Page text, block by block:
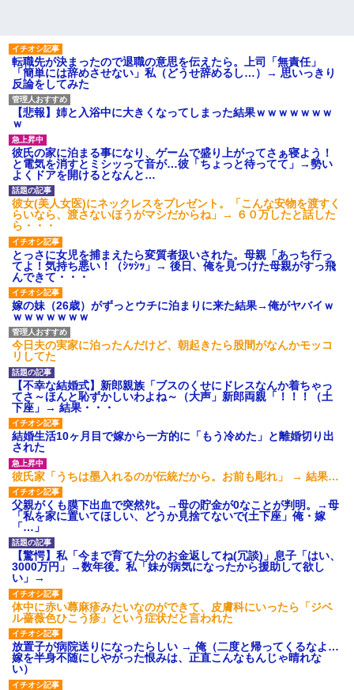
転職先が決まったので退職の意思を伝えたら。上司「無責任」
「簡単には辞めさせない」私（どうせ辞めるし…）→ 思いっきり
反論をしてみた
【悲報】姉と入浴中に大きくなってしまった結果ｗｗｗｗｗｗｗ
ｗ
彼氏の家に泊まる事になり、ゲームで盛り上がってさぁ寝よう！
と電気を消すとミシッって音が…彼「ちょっと待ってて」→勢い
よくドアを開けるとなんと…
彼女(美人女医)にネックレスをプレゼント。「こんな安物を渡すく
らいなら、渡さないほうがマシだからね」→ ６０万したと話した
ら・・・
とっさに女児を捕まえたら変質者扱いされた。母親「あっち行っ
てよ！気持ち悪い！（ｼｯｼｯ」→ 後日、俺を見つけた母親がすっ飛
んできて・・・
嫁の妹（26歳）がずっとウチに泊まりに来た結果→俺がヤバイｗ
ｗｗｗｗｗｗｗ
今日夫の実家に泊ったんだけど、朝起きたら股間がなんかモッコ
リしてた
【不幸な結婚式】新郎親族「ブスのくせにドレスなんか着ちゃっ
てさ～ほんと恥ずかしいわよね～（大声」新郎両親「！！！（土
下座」→ 結果・・・
結婚生活10ヶ月目で嫁から一方的に「もう冷めた」と離婚切り出
された
彼氏家「うちは墨入れるのが伝統だから。お前も彫れ」 → 結果…
父親がくも膜下出血で突然ﾀﾋ。→母の貯金が0なことが判明。→母
「私を家に置いてほしい、どうか見捨てないで(土下座」俺・嫁
「…」
【驚愕】私「今まで育てた分のお金返してね(冗談)」息子「はい、
3000万円」→数年後。私「妹が病気になったから援助して欲し
い」→
体中に赤い蕁麻疹みたいなのができて、皮膚科にいったら「ジベ
ル薔薇色ひこう疹」という症状だと言われた
放置子が病院送りになったらしい → 俺（二度と帰ってくるなよ…
嫁を半身不随にしやがった恨みは、正直こんなもんじゃ晴れな
い）